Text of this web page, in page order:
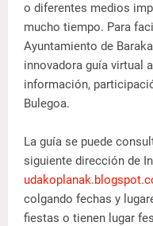
o diferentes medios
mucho tiempo. Para
Ayuntamiento de
innovadora guía virtual
información,
Bulegoa.
La guía se puede
siguiente dirección de
colgando fechas y
fiestas o tienen lugar